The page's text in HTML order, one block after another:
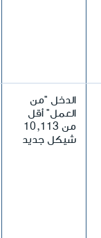
الدخل "من
العمل" أقل
من 10,113
شيكل جديد